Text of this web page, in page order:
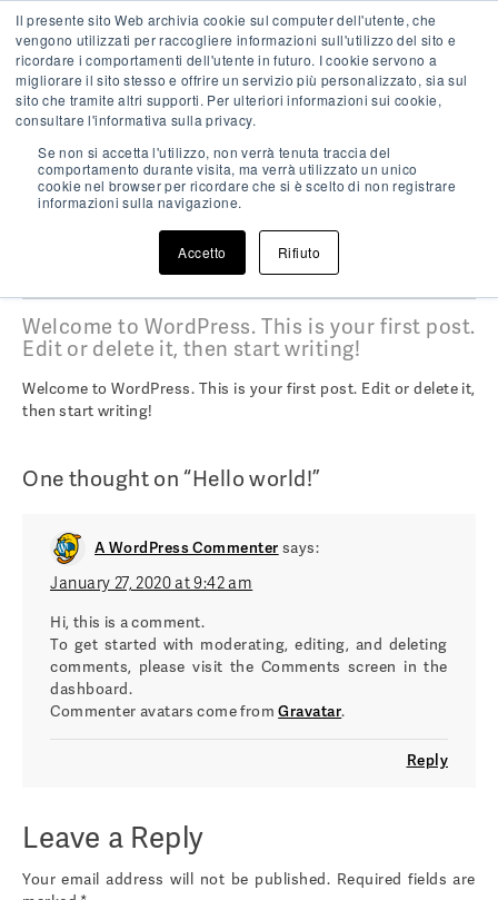
Il presente sito Web archivia cookie sul computer dell'utente, che
vengono utilizzati per raccogliere informazioni sull'utilizzo del sito e
ricordare i comportamenti dell'utente in futuro. I cookie servono a
migliorare il sito stesso e offrire un servizio più personalizzato, sia sul
sito che tramite altri supporti. Per ulteriori informazioni sui cookie,
consultare l'informativa sulla privacy.
Se non si accetta l'utilizzo, non verrà tenuta traccia del
comportamento durante visita, ma verrà utilizzato un unico
cookie nel browser per ricordare che si è scelto di non registrare
informazioni sulla navigazione.
Accetto Rifiuto
content
IT EN
Riva Loft (FR)
Enjoy a romantic getaway
UNCATEGORIZED
Hello world!
Welcome to WordPress. This is your first post.
Edit or delete it, then start writing!
Welcome to WordPress. This is your first post. Edit or delete it,
then start writing!
One thought on “Hello world!”
A WordPress Commenter says:
January 27, 2020 at 9:42 am
Hi, this is a comment.
To get started with moderating, editing, and deleting
comments, please visit the Comments screen in the
dashboard.
Commenter avatars come fromGravatar.
Reply
Leave a Reply
Your email address will not be published. Required fields are